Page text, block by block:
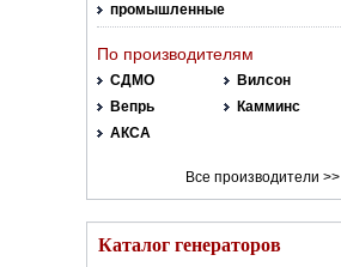
промышленные
По производителям
СДМО
Вилсон
Вепрь
Камминс
АКСА
Все производители >>
Каталог генераторов